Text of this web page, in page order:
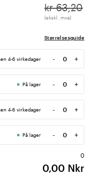
kr 63,20
(ekskl. mva)
Størrelsesguide
4-6 virkedager -
Antall
+
På lager -
Antall
+
4-6 virkedager -
Antall
+
På lager -
Antall
+
0
0,00 Nkr